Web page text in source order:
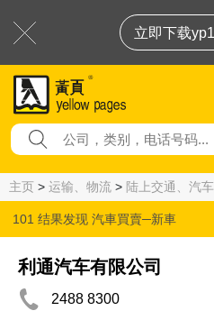
立即下载
主页 > 运输、物流 > 陆上交通、汽车
101 结果发现 汽車買賣─新車
利通汽车有限公司
2488 8300